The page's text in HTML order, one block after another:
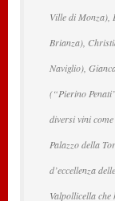
Ville di Monza),
Brianza),
Naviglio),
(“Pierino
diversi vini
Palazzo della
d’eccellenza
Valpollicella